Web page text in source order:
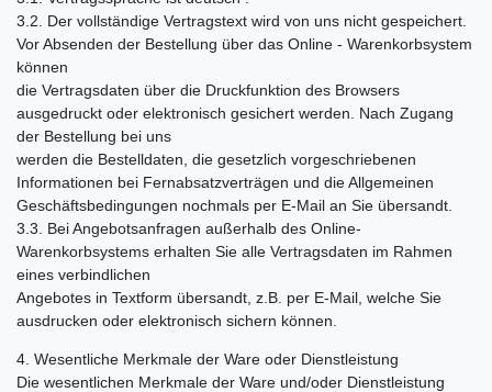
3.2. Der vollständige Vertragstext wird von uns nicht gespeichert.
Vor Absenden der Bestellung über das Online - Warenkorbsystem
können
die Vertragsdaten über die Druckfunktion des Browsers
ausgedruckt oder elektronisch gesichert werden. Nach Zugang
der Bestellung bei uns
werden die Bestelldaten, die gesetzlich vorgeschriebenen
Informationen bei Fernabsatzverträgen und die Allgemeinen
Geschäftsbedingungen nochmals per E-Mail an Sie übersandt.
3.3. Bei Angebotsanfragen außerhalb des Online-
Warenkorbsystems erhalten Sie alle Vertragsdaten im Rahmen
eines verbindlichen
Angebotes in Textform übersandt, z.B. per E-Mail, welche Sie
ausdrucken oder elektronisch sichern können.
4. Wesentliche Merkmale der Ware oder Dienstleistung
Die wesentlichen Merkmale der Ware und/oder Dienstleistung